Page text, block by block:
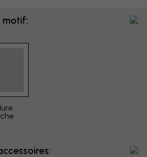
motif: